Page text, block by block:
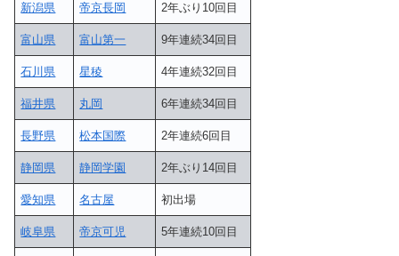
新潟県 帝京長岡 2年ぶり10回目
富山県 富山第一 9年連続34回目
石川県 星稜 4年連続32回目
福井県 丸岡 6年連続34回目
長野県 松本国際 2年連続6回目
静岡県 静岡学園 2年ぶり14回目
愛知県 名古屋 初出場
岐阜県 帝京可児 5年連続10回目